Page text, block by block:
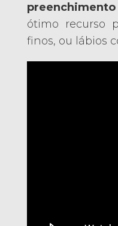
ótimo recurso
finos, ou lábios